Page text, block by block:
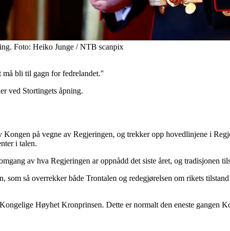
Foto: Heiko Junge / NTB scanpix
må bli til gagn for fedrelandet."
ved Stortingets åpning.
Kongen på vegne av Regjeringen, og trekker opp hovedlinjene i
i talen.
av hva Regjeringen ar oppnådd det siste året, og tradisjonen
så overrekker både Trontalen og redegjørelsen om rikets
Høyhet Kronprinsen. Dette er normalt den eneste gangen